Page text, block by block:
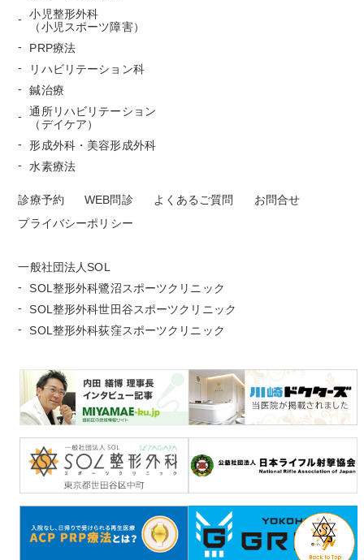
小児整形外科
（小児スポーツ障害）
PRP療法
リハビリテーション科
鍼治療
通所リハビリテーション
（デイケア）
形成外科・美容形成外科
水素療法
診療予約 WEB問診 よくあるご質問
お問合せ
プライバシーポリシー
一般社団法人SOL
SOL整形外科鷺沼スポーツクリニック
SOL整形外科世田谷スポーツクリニック
SOL整形外科荻窪スポーツクリニック